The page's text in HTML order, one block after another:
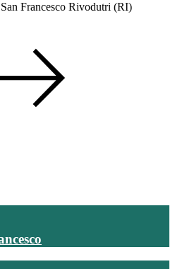
Francesco Rivodutri (RI)